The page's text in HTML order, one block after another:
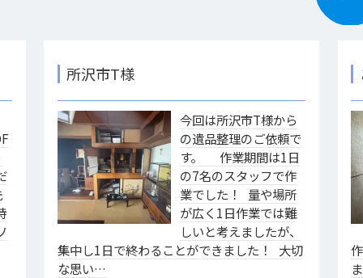
所沢市T様
今回は所沢市T様から
の遺品整理のご依頼で
す。 作業期間は1日
の7名のスタッフで作
業でした！ 量や場所
が広く1日作業では難
しいと考えましたが、
集中し1日で終わることができました！ 大切
な思い…